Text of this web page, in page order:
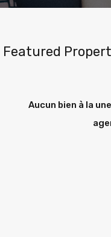
Featured
Aucun bien à la